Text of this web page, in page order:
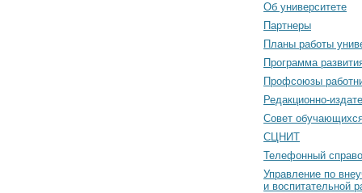
Об университете
Партнеры
Планы работы
Программа
Профсоюзы
Редакционно-
Cовет
СЦНИТ
Телефонный
Управление по
и воспитательной